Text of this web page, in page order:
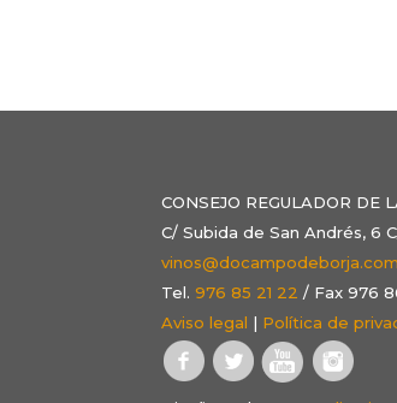
CONSEJO REGULADOR DE
C/ Subida de San Andrés, 6
vinos@docampodeborja.com
Tel.976 85 21 22 / Fax 976
Aviso legal | Política de